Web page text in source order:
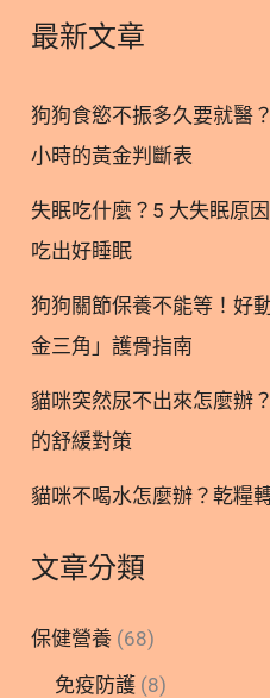
及皮膚轉換維生素D的效
運動，即使是坐輪椅行動
推出去曬曬太陽喔！ 3. 維
和細胞中的維生素D受體
合，促進小腸對鈣質和磷
定。而人體內發現至少有
下相關(3)： 3.1 維生素D
量的維生素D補充
最新文章
狗狗食慾不振多久要就醫
小時的黃金判斷表
失眠吃什麼？5 大失眠原
吃出好睡眠
狗狗關節保養不能等！好
金三角」護骨指南
貓咪突然尿不出來怎麼辦
的舒緩對策
貓咪不喝水怎麼辦？乾糧
文章分類
保健營養 (68)
免疫防護 (8)